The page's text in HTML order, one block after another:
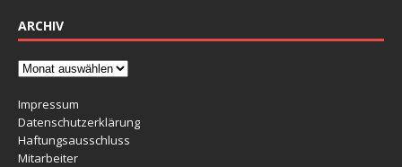
ARCHIV
Impressum
Datenschutzerklärung
Haftungsausschluss
Mitarbeiter